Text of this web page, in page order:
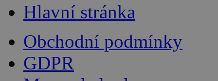
Hlavní stránka
Obchodní podmínky
GDPR